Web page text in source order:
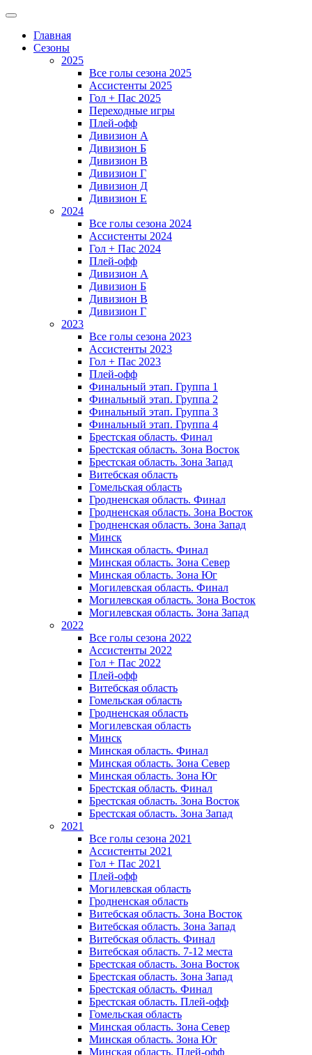
Главная
Сезоны
2025
Все голы сезона 2025
Ассистенты 2025
Гол + Пас 2025
Переходные игры
Плей-офф
Дивизион A
Дивизион Б
Дивизион В
Дивизион Г
Дивизион Д
Дивизион Е
2024
Все голы сезона 2024
Ассистенты 2024
Гол + Пас 2024
Плей-офф
Дивизион A
Дивизион Б
Дивизион В
Дивизион Г
2023
Все голы сезона 2023
Ассистенты 2023
Гол + Пас 2023
Плей-офф
Финальный этап. Группа 1
Финальный этап. Группа 2
Финальный этап. Группа 3
Финальный этап. Группа 4
Брестская область. Финал
Брестская область. Зона Восток
Брестская область. Зона Запад
Витебская область
Гомельская область
Гродненская область. Финал
Гродненская область. Зона Восток
Гродненская область. Зона Запад
Минск
Минская область. Финал
Минская область. Зона Север
Минская область. Зона Юг
Могилевская область. Финал
Могилевская область. Зона Восток
Могилевская область. Зона Запад
2022
Все голы сезона 2022
Ассистенты 2022
Гол + Пас 2022
Плей-офф
Витебская область
Гомельская область
Гродненская область
Могилевская область
Минск
Mинская область. Финал
Минская область. Зона Север
Минская область. Зона Юг
Брестская область. Финал
Брестская область. Зона Восток
Брестская область. Зона Запад
2021
Все голы сезона 2021
Ассистенты 2021
Гол + Пас 2021
Плей-офф
Могилевская область
Гродненская область
Витебская область. Зона Восток
Витебская область. Зона Запад
Витебская область. Финал
Витебская область. 7-12 места
Брестская область. Зона Восток
Брестская область. Зона Запад
Брестская область. Финал
Брестская область. Плей-офф
Гомельская область
Минская область. Зона Север
Минская область. Зона Юг
Минская область. Плей-офф